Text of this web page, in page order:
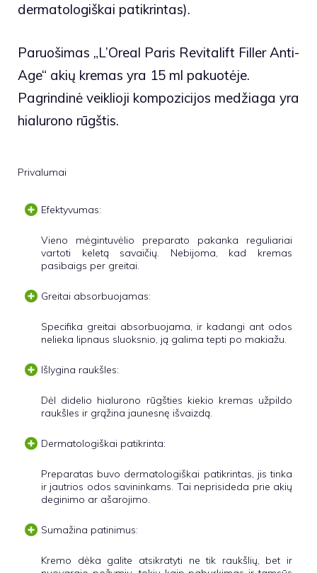
dermatologiškai patikrintas).
Paruošimas „L’Oreal Paris Revitalift Filler Anti-
Age“ akių kremas yra 15 ml pakuotėje.
Pagrindinė veiklioji kompozicijos medžiaga yra
hialurono rūgštis.
Privalumai
Efektyvumas:
Vieno mėgintuvėlio preparato pakanka reguliariai
vartoti keletą savaičių. Nebijoma, kad kremas
pasibaigs per greitai.
Greitai absorbuojamas:
Specifika greitai absorbuojama, ir kadangi ant odos
nelieka lipnaus sluoksnio, ją galima tepti po makiažu.
Išlygina raukšles:
Dėl didelio hialurono rūgšties kiekio kremas užpildo
raukšles ir grąžina jaunesnę išvaizdą.
Dermatologiškai patikrinta:
Preparatas buvo dermatologiškai patikrintas, jis tinka
ir jautrios odos savininkams. Tai neprisideda prie akių
deginimo ar ašarojimo.
Sumažina patinimus:
Kremo dėka galite atsikratyti ne tik raukšlių, bet ir